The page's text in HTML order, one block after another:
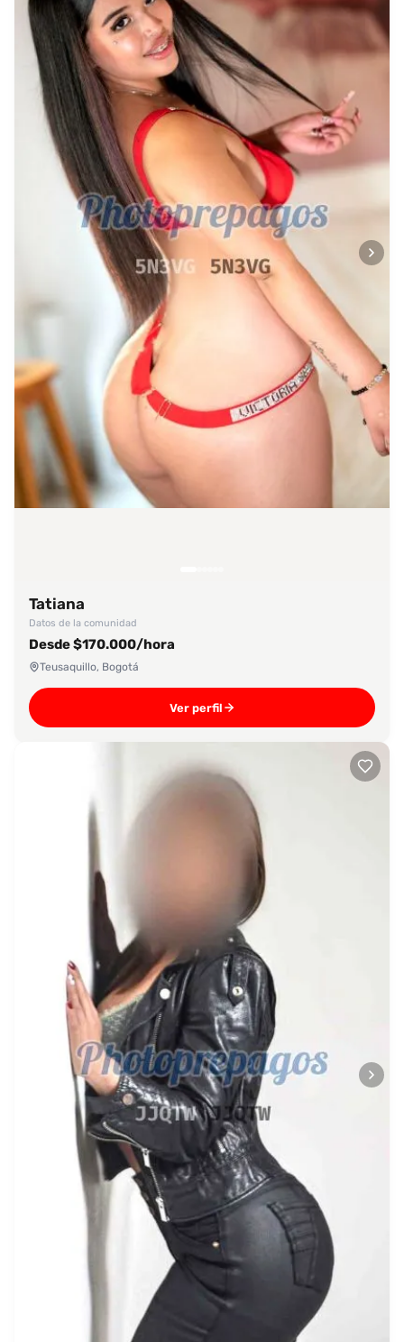
Tatiana
Datos de la comunidad
Desde $170.000/hora
Teusaquillo, Bogotá
Ver perfil